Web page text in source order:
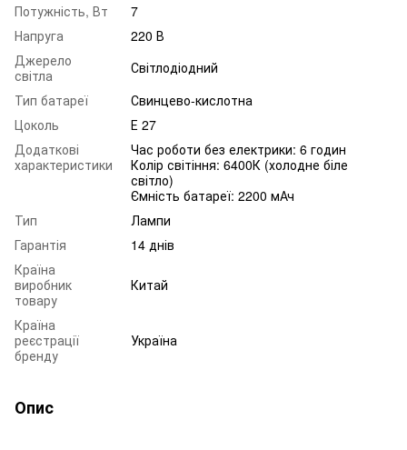
Потужність, Вт
7
Напруга
220 В
Джерело
світла
Світлодіодний
Тип батареї
Свинцево-кислотна
Цоколь
Е 27
Додаткові
характеристики
Час роботи без електрики: 6 годин
Колір світіння: 6400К (холодне біле
світло)
Ємність батареї: 2200 мАч
Тип
Лампи
Гарантія
14 днів
Країна
виробник
товару
Китай
Країна
реєстрації
бренду
Україна
Опис